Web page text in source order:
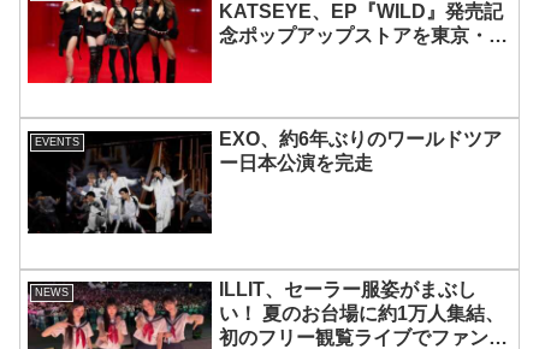
KATSEYE、EP『WILD』発売記
念ポップアップストアを東京・原
EVENTS
EXO、約6年ぶりのワールドツア
ー日本公演を完走
NEWS
ILLIT、セーラー服姿がまぶし
い！ 夏のお台場に約1万人集結、
初のフリー観覧ライブでファンを